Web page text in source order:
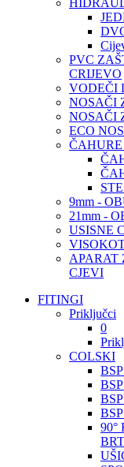
PVC
CRIJEVO
VODEČI
NOSAČI
NOSAČI
ECO
9mm -
21mm -
USISNE
APARAT
CJEVI
FITINGI
Priključci
0
COLSKI
90°